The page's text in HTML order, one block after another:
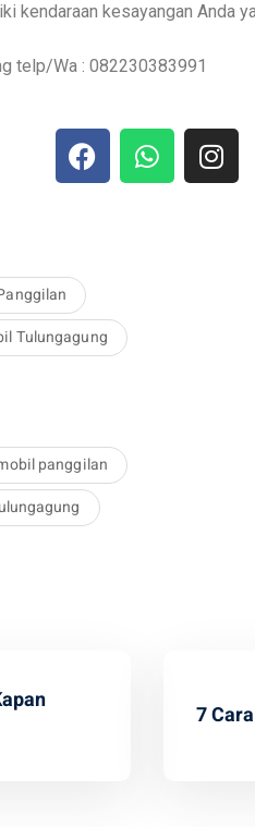
kendaraan kesayangan Anda
telp/Wa : 082230383991
Tulungagung
panggilan
7